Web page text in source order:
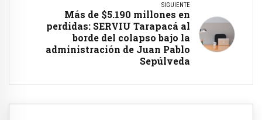
SIGUIENTE
Más de $5.190 millones en
perdidas: SERVIU Tarapacá al
borde del colapso bajo la
administración de Juan Pablo
Sepúlveda